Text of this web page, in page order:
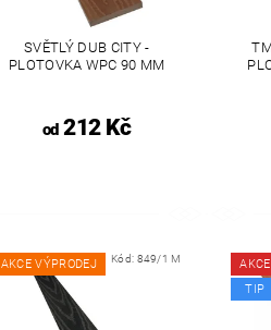
SVĚTLÝ DUB CITY -
PLOTOVKA WPC 90 MM
od212 Kč
AKCE VÝPRODEJ Kód: 849/1 M
AKCE
TIP